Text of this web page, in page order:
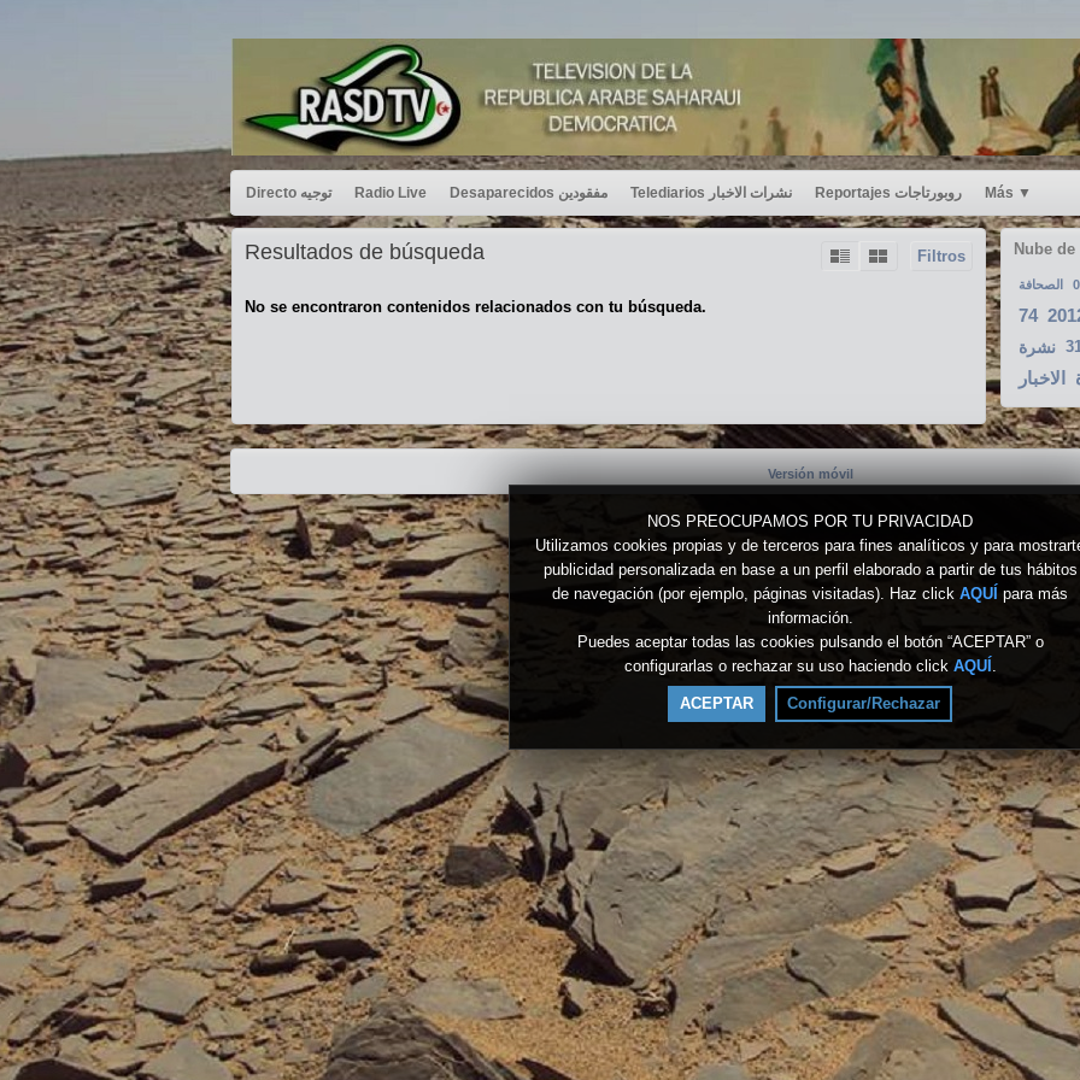
NOS PREOCUPAMOS POR TU PRIVACIDAD
Utilizamos cookies propias y de terceros para fines analíticos y para
publicidad personalizada en base a un perfil elaborado a partir de tus hábitos
de navegación (por ejemplo, páginas visitadas). Haz click AQUÍ para más
información.
Puedes aceptar todas las cookies pulsando el botón “ACEPTAR” o
configurarlas o rechazar su uso haciendo click AQUÍ .
ACEPTAR Configurar/Rechazar
Directo توجيه Radio Live Desaparecidos مفقودين Telediarios نشرات الاخبار Reportajes روبورتاجات Más ▼
Nube de
الصحافة
74
نشرة
الاخبار
Filtros
Resultados de búsqueda
No se encontraron contenidos relacionados con tu búsqueda.
Versión móvil